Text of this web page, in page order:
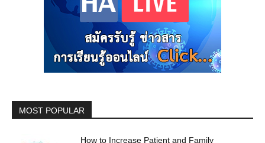
MOST POPULAR
How to Increase Patient and Family